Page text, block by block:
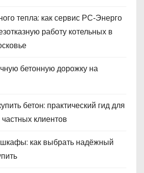
тепла: как сервис РС‑Энерго
работу котельных в
бетонную дорожку на
бетон: практический гид для
клиентов
как выбрать надёжный